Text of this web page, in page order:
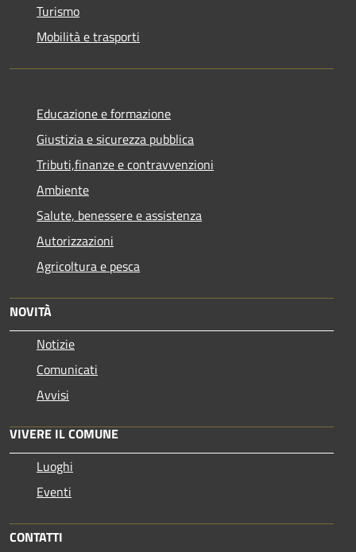
Turismo
Mobilità e trasporti
Educazione e formazione
Giustizia e sicurezza pubblica
Tributi,finanze e contravvenzioni
Ambiente
Salute, benessere e assistenza
Autorizzazioni
Agricoltura e pesca
NOVITÀ
Notizie
Comunicati
Avvisi
VIVERE IL COMUNE
Luoghi
Eventi
CONTATTI